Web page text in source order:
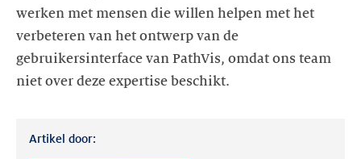
werken met mensen die willen helpen met het
verbeteren van het ontwerp van de
gebruikersinterface van PathVis, omdat ons team
niet over deze expertise beschikt.
Artikel door: